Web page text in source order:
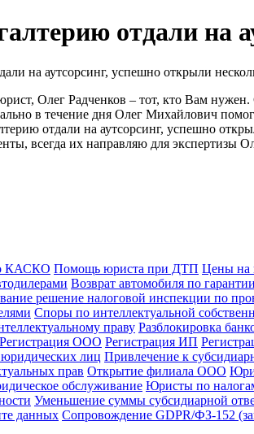
отдали на
Олег Радченков – тот, кто Вам
в течение дня Олег Михайлович
отдали на аутсорсинг, успешно
всегда их направляю для
КАСКО Помощь юриста при ДТП Цены на
Возврат автомобиля по гарантии
решение налоговой инспекции по
Споры по интеллектуальной
праву Разблокировка
Регистрация ООО Регистрация ИП
лиц Привлечение к
прав Открытие филиала ООО
обслуживание Юристы по
Уменьшение суммы субсидиарной
данных Сопровождение GDPR/ФЗ-152